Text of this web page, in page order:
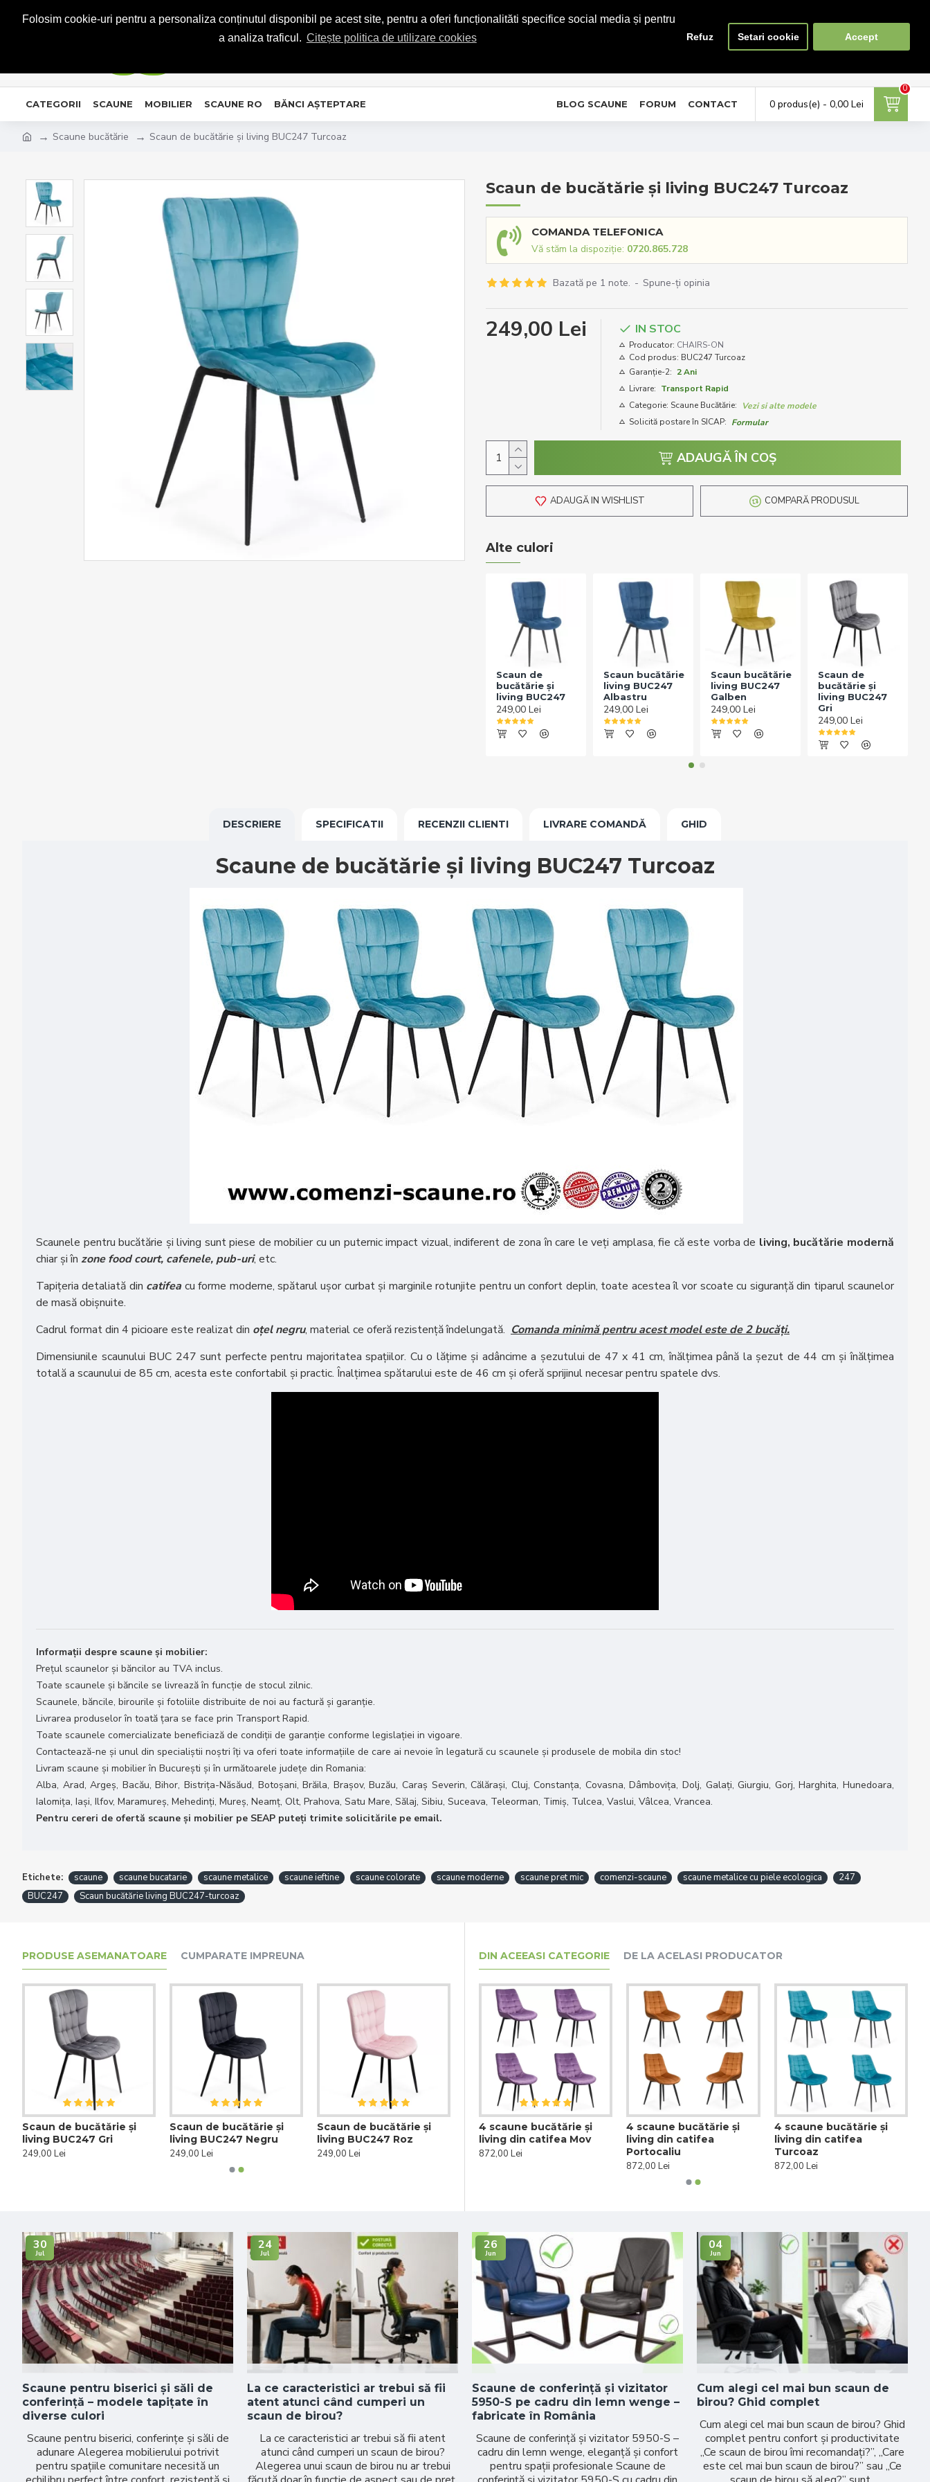
Folosim cookie-uri pentru a personaliza conținutul disponibil pe acest site, pentru a oferi funcționalităti specifice social media și pentru
a analiza traficul. Citește politica de utilizare cookies Refuz Setari cookie Accept
COMENZI TELEFONICE: 0720.865.728
Favorite Compara
0
CATEGORII SCAUNE MOBILIER SCAUNE RO BĂNCI AȘTEPTARE BLOG SCAUNE FORUM CONTACT 0 produs(e) - 0,00 Lei
0
Scaune bucătărie Scaun de bucătărie și living BUC247 Turcoaz
Scaun de bucătărie și living BUC247 Turcoaz
COMANDA TELEFONICA
Vă stăm la dispoziție: 0720.865.728
Bazată pe 1 note. - Spune-ţi opinia
249,00 Lei IN STOC
Producator: CHAIRS-ON
Cod produs: BUC247 Turcoaz
Garanție-2: 2 Ani
Livrare: Transport Rapid
Categorie: Scaune Bucătărie:
Vezi si alte modele
Solicită postare în SICAP: Formular
ADAUGĂ ÎN COŞ
ADAUGĂ IN WISHLIST COMPARĂ PRODUSUL
Alte culori
Scaun de
bucătărie și
living BUC247
249,00 Lei
Scaun bucătărie
living BUC247
Albastru
249,00 Lei
Scaun bucătărie
living BUC247
Galben
249,00 Lei
Scaun de
bucătărie și
living BUC247
Gri
249,00 Lei
DESCRIERE SPECIFICATII RECENZII CLIENTI LIVRARE COMANDĂ GHID
Scaune de bucătărie și living BUC247 Turcoaz
Scaunele pentru bucătărie și living sunt piese de mobilier cu un puternic impact vizual, indiferent de zona în care le veți amplasa, fie că este vorba de living, bucătărie modernă
chiar și în zone food court, cafenele, pub-uri, etc.
Tapițeria detaliată din catifea cu forme moderne, spătarul ușor curbat și marginile rotunjite pentru un confort deplin, toate acestea îl vor scoate cu siguranță din tiparul scaunelor
de masă obișnuite.
Cadrul format din 4 picioare este realizat din oțel negru, material ce oferă rezistență îndelungată. Comanda minimă pentru acest model este de 2 bucăți.
Dimensiunile scaunului BUC 247 sunt perfecte pentru majoritatea spațiilor. Cu o lățime și adâncime a șezutului de 47 x 41 cm, înălțimea până la șezut de 44 cm și înălțimea
totală a scaunului de 85 cm, acesta este confortabil și practic. Înalțimea spătarului este de 46 cm și oferă sprijinul necesar pentru spatele dvs.
Informații despre scaune și mobilier:
Prețul scaunelor și băncilor au TVA inclus.
Toate scaunele și băncile se livrează în funcție de stocul zilnic.
Scaunele, băncile, birourile și fotoliile distribuite de noi au factură și garanție.
Livrarea produselor în toată țara se face prin Transport Rapid.
Toate scaunele comercializate beneficiază de condiții de garanție conforme legislației in vigoare.
Contactează-ne și unul din specialiștii noștri îți va oferi toate informațiile de care ai nevoie în legatură cu scaunele și produsele de mobila din stoc!
Livram scaune și mobilier în București și în următoarele județe din Romania:
Alba, Arad, Argeș, Bacău, Bihor, Bistrița-Năsăud, Botoșani, Brăila, Brașov, Buzău, Caraș Severin, Călărași, Cluj, Constanța, Covasna, Dâmbovița, Dolj, Galați, Giurgiu, Gorj, Harghita, Hunedoara,
Ialomița, Iași, Ilfov, Maramureș, Mehedinți, Mureș, Neamț, Olt, Prahova, Satu Mare, Sălaj, Sibiu, Suceava, Teleorman, Timiș, Tulcea, Vaslui, Vâlcea, Vrancea.
Pentru cereri de ofertă scaune și mobilier pe SEAP puteți trimite solicitările pe email.
Etichete: scaune scaune bucatarie scaune metalice scaune ieftine scaune colorate scaune moderne scaune pret mic comenzi-scaune scaune metalice cu piele ecologica
247
BUC247
Scaun bucătărie living BUC247-turcoaz
PRODUSE ASEMANATOARE CUMPARATE IMPREUNA
Scaun de bucătărie și
living BUC247 Gri
249,00 Lei
Scaun de bucătărie și
living BUC247 Negru
249,00 Lei
Scaun de bucătărie și
living BUC247 Roz
249,00 Lei
DIN ACEEASI CATEGORIE DE LA ACELASI PRODUCATOR
6 scaune din catifea cu
picioare metalice BUC
260 Bej
Set 4 scaune din catifea
cu picioare metalice BUC
260 Bej
1.184,00 Lei
4 scaune bucătărie și
living din catifea Bej
872,00 Lei
4 scaune bucătărie și
living din catifea Mov
872,00 Lei
4 scaune bucătărie și
living din catifea
Portocaliu
872,00 Lei
4 scaune bucătărie și
living din catifea
Turcoaz
872,00 Lei
30
Jul
Scaune pentru biserici și săli de
conferință – modele tapițate în
diverse culori
Scaune pentru biserici, conferințe și săli de
adunare Alegerea mobilierului potrivit
pentru spațiile comunitare necesită un
24
Jul
La ce caracteristici ar trebui să fii
atent atunci când cumperi un
scaun de birou?
La ce caracteristici ar trebui să fii atent
atunci când cumperi un scaun de birou?
Alegerea unui scaun de birou nu ar trebui
26
Jun
Scaune de conferință și vizitator
5950-S pe cadru din lemn wenge –
fabricate în România
Scaune de conferință și vizitator 5950-S –
cadru din lemn wenge, eleganță și confort
pentru spații profesionale Scaune de
04
Jun
Cum alegi cel mai bun scaun de
birou? Ghid complet
Cum alegi cel mai bun scaun de birou? Ghid
complet pentru confort și productivitate
„Ce scaun de birou îmi recomandați?”, „Care
este cel mai bun scaun de birou?” sau „Ce